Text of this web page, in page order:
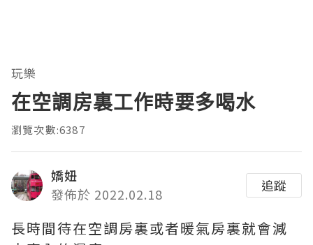
玩樂
在空調房裏工作時要多喝水
瀏覽次數:6387
嬌妞
發佈於 2022.02.18
追蹤
長時間待在空調房裏或者暖氣房裏就會減